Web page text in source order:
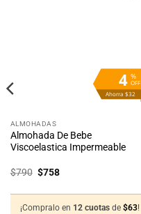
%
OFF
4
Ahorra $32
ALMOHADAS
Almohada De Bebe
Viscoelastica Impermeable
$790 El
$790.
$758El
$758.
¡Compralo en 12 cuotas de $63!